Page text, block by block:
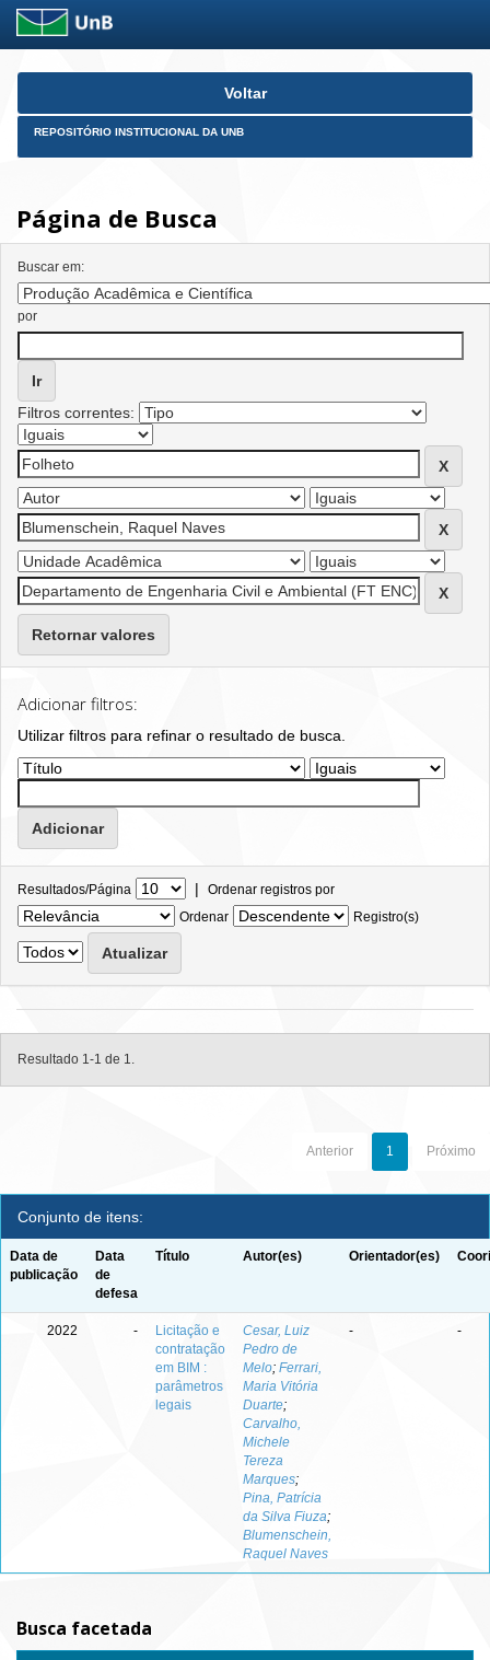
Skip
Voltar
REPOSITÓRIO INSTITUCIONAL DA UNB
Página de Busca
Buscar em:
por
Filtros correntes:
Retornar valores
Adicionar filtros:
Utilizar filtros para refinar o resultado de busca.
Resultados/Página | Ordenar registros por
Ordenar
Registro(s)
Resultado 1-1 de 1.
Anterior 1 Próximo
Conjunto de itens:
Data de
publicação
Data
de
defesa
Título Autor(es) Orientador(es)
2022 -
Licitação e
contratação
em BIM :
parâmetros
legais
Cesar, Luiz
Pedro de
Melo; Ferrari,
Maria Vitória
Duarte;
Carvalho,
Michele
Tereza
Marques;
Pina, Patrícia
da Silva Fiuza;
Blumenschein,
Raquel Naves
- -
Busca facetada